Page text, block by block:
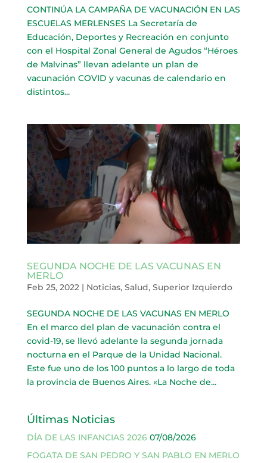
CONTINÚA LA CAMPAÑA DE VACUNACIÓN EN LAS
ESCUELAS MERLENSES La Secretaría de
Educación, Deportes y Recreación en conjunto
con el Hospital Zonal General de Agudos “Héroes
de Malvinas” llevan adelante un plan de
vacunación COVID y vacunas de calendario en
distintos...
SEGUNDA NOCHE DE LAS VACUNAS EN
MERLO
Feb 25, 2022| Noticias, Salud, Superior Izquierdo
SEGUNDA NOCHE DE LAS VACUNAS EN MERLO
En el marco del plan de vacunación contra el
covid-19, se llevó adelante la segunda jornada
nocturna en el Parque de la Unidad Nacional.
Este fue uno de los 100 puntos a lo largo de toda
la provincia de Buenos Aires. «La Noche de...
Últimas Noticias
DÍA DE LAS INFANCIAS 2026 07/08/2026
FOGATA DE SAN PEDRO Y SAN PABLO EN MERLO